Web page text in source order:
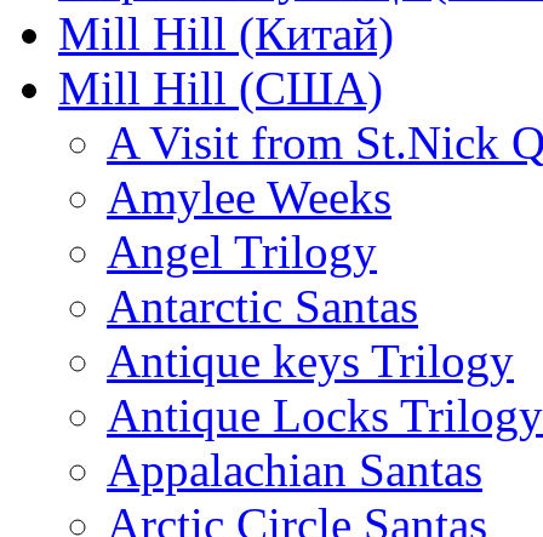
Mill Hill (Китай)
Mill Hill (США)
A Visit from St.Nick
Amylee Weeks
Angel Trilogy
Antarctic Santas
Antique keys Trilogy
Antique Locks Trilogy
Appalachian Santas
Arctic Circle Santas